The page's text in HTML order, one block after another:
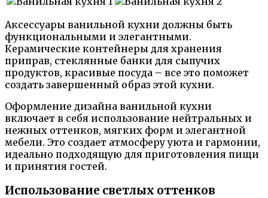
Аксессуары ванильной кухни должны быть
функциональными и элегантными.
Керамические контейнеры для хранения
приправ, стеклянные банки для сыпучих
продуктов, красивые посуда – все это поможет
создать завершенный образ этой кухни.
Оформление дизайна ванильной кухни
включает в себя использование нейтральных и
нежных оттенков, мягких форм и элегантной
мебели. Это создает атмосферу уюта и гармонии,
идеально подходящую для приготовления пищи
и принятия гостей.
Использование светлых оттенков